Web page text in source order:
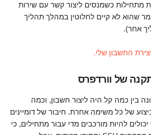
מתחילות כשמנסים ליצור קשר עם שירות
שהוא לא קיים לחלוטין במהלך תהליך
אחר).
החשבון שלי.
של וורדפרס
בין כמה קל היה ליצור חשבון, וכמה
של כל משימה אחרת. חיבור של דומיינים
להיות מורכבים מדי עבור מתחילים, כי